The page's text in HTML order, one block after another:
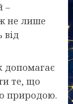
–
не лише
допомагає
те, що
природою.